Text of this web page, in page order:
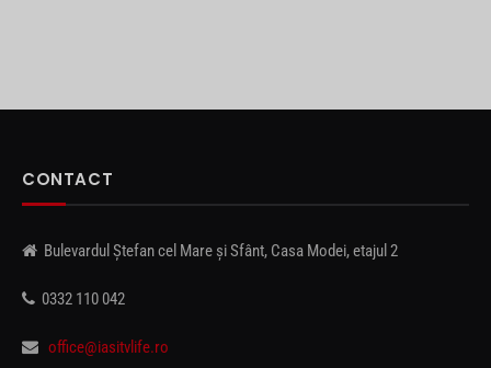
CONTACT
Bulevardul Ștefan cel Mare și Sfânt, Casa Modei, etajul 2
0332 110 042
office@iasitvlife.ro